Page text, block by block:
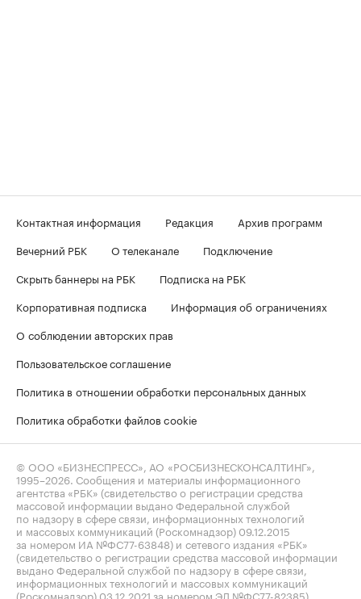
Контактная информация Редакция
Архив программ
Вечерний РБК
О телеканале
Подключение
Скрыть баннеры на РБК
Подписка на РБК
Корпоративная подписка
Информация об ограничениях
О соблюдении авторских прав
Пользовательское соглашение
Политика в отношении обработки персональных данных
Политика обработки файлов cookie
© ООО «БИЗНЕСПРЕСС», АО «РОСБИЗНЕСКОНСАЛТИНГ»,
1995–2026 . Сообщения и материалы информационного
агентства «РБК» (свидетельство о регистрации средства
массовой информации выдано Федеральной службой
по надзору в сфере связи, информационных технологий
и массовых коммуникаций (Роскомнадзор) 09.12.2015
за номером ИА №ФС77-63848) и сетевого издания «РБК»
(свидетельство о регистрации средства массовой информации
выдано Федеральной службой по надзору в сфере связи,
информационных технологий и массовых коммуникаций
(Роскомнадзор) 03.12.2021 за номером ЭЛ №ФС77-82385)